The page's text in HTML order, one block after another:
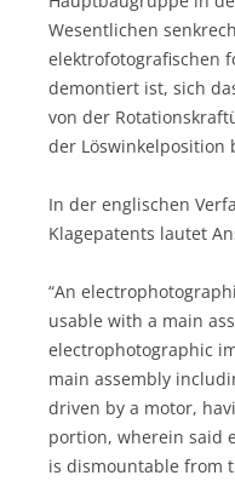
Wesentlichen
elektrofotografischen
demontiert ist, sich
von der
der Löswinkelposition
In der englischen
Klagepatents lautet
“An
usable with a main
electrophotographic
main assembly
driven by a motor,
portion, wherein said
is dismountable from